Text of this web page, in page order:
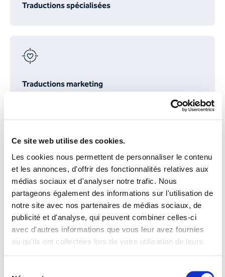
Ce site web utilise des cookies.
Les cookies nous permettent de personnaliser le contenu
et les annonces, d'offrir des fonctionnalités relatives aux
médias sociaux et d'analyser notre trafic. Nous
partageons également des informations sur l'utilisation de
notre site avec nos partenaires de médias sociaux, de
publicité et d'analyse, qui peuvent combiner celles-ci
avec d'autres informations que vous leur avez fournies
ou qu'ils ont collectées lors de votre utilisation de leurs
Traductions spécialisées
Traductions marketing